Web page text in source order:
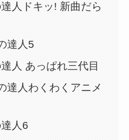
人ドキッ! 新曲だら
達人5
人 あっぱれ三代目
人わくわくアニメ
人6